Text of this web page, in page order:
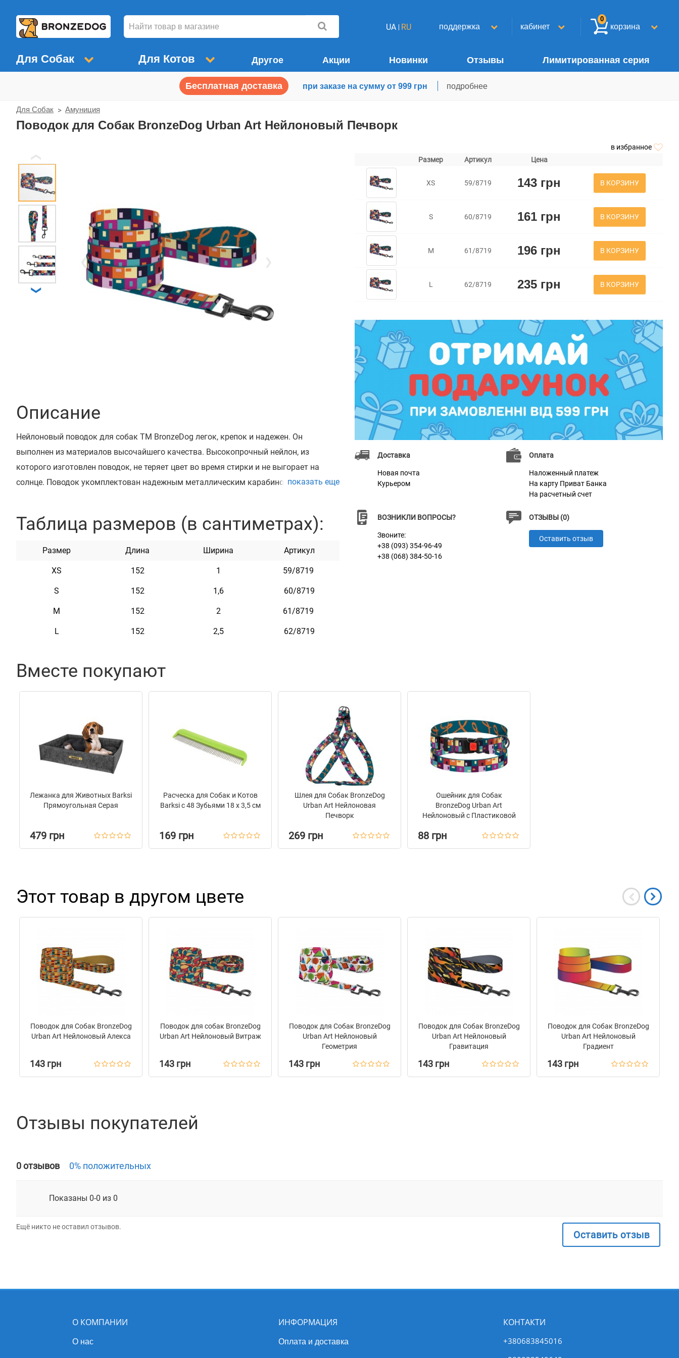
UA RU поддержка кабинет корзина
0
Для Собак Для Котов Другое Акции Новинки Отзывы Лимитированная серия
Бесплатная доставка при заказе на сумму от 999 грн подробнее
Для Собак Амуниция
Поводок для Собак BronzeDog Urban Art Нейлоновый Печворк
в избранное
❮
❯
Описание
Нейлоновый поводок для собак ТМ BronzeDog легок, крепок и надежен. Он
выполнен из материалов высочайшего качества. Высокопрочный нейлон, из
которого изготовлен поводок, не теряет цвет во время стирки и не выгорает на
солнце. Поводок укомплектован надежным металлическим карабином с
Характеристики
показать еще
Таблица размеров (в сантиметрах):
Размер Длина Ширина Артикул
XS 152 1 59/8719
S 152 1,6 60/8719
M 152 2 61/8719
L 152 2,5 62/8719
Размер Артикул Цена
XS 59/8719 143 грн В КОРЗИНУ
S 60/8719 161 грн В КОРЗИНУ
M 61/8719 196 грн В КОРЗИНУ
L 62/8719 235 грн В КОРЗИНУ
Доставка
Новая почта
Курьером
Оплата
Наложенный платеж
На карту Приват Банка
На расчетный счет
ВОЗНИКЛИ ВОПРОСЫ?
Звоните:
+38 (093) 354-96-49
+38 (068) 384-50-16
ОТЗЫВЫ (0)
Оставить отзыв
Вместе покупают
Лежанка для Животных Barksi
Прямоугольная Серая
479 грн
Расческа для Собак и Котов
Barksi с 48 Зубьями 18 х 3,5 см
169 грн
Шлея для Собак BronzeDog
Urban Art Нейлоновая
Печворк
269 грн
Ошейник для Собак
BronzeDog Urban Art
Нейлоновый с Пластиковой
88 грн
Этот товар в другом цвете
Поводок для Собак BronzeDog
Urban Art Нейлоновый Алекса
143 грн
Поводок для собак BronzeDog
Urban Art Нейлоновый Витраж
143 грн
Поводок для Собак BronzeDog
Urban Art Нейлоновый
Геометрия
143 грн
Поводок для Собак BronzeDog
Urban Art Нейлоновый
Гравитация
143 грн
Поводок для Собак BronzeDog
Urban Art Нейлоновый
Градиент
143 грн
Отзывы покупателей
0 отзывов 0% положительных
Показаны 0-0 из 0
Ещё никто не оставил отзывов.
Оставить отзыв
О КОМПАНИИ
О нас
ИНФОРМАЦИЯ
Оплата и доставка
КОНТАКТИ
+380683845016